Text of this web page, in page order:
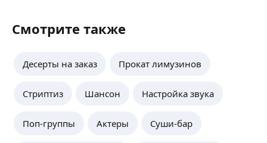
Смотрите также
Десерты на заказ Прокат лимузинов
Стриптиз Шансон Настройка звука
Поп-группы Актеры Суши-бар